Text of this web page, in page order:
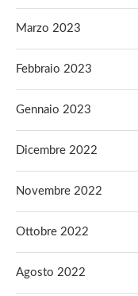
Marzo 2023
Febbraio 2023
Gennaio 2023
Dicembre 2022
Novembre 2022
Ottobre 2022
Agosto 2022